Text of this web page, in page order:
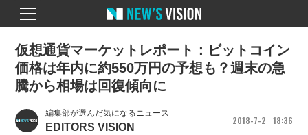
編集部が選んだ気になるニュース
EDITORS VISION
2018 7 2 18 36
仮想通貨マーケットレポート：ビットコイン
価格は年内に約550万円の予想も？週末の急
騰から相場は回復傾向に